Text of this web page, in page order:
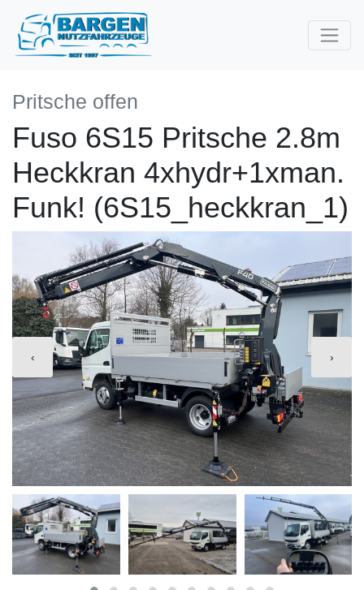
Pritsche offen
Fuso 6S15 Pritsche 2.8m
Heckkran 4xhydr+1xman.
Funk! (6S15_heckkran_1)
‹ ›